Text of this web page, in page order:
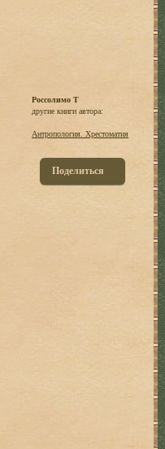
Россолимо Т
другие книги автора:
Антропология. Хрестоматия
Поделиться